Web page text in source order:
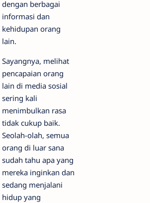
dengan berbagai
informasi dan
kehidupan orang
lain.
Sayangnya, melihat
pencapaian orang
lain di media sosial
sering kali
menimbulkan rasa
tidak cukup baik.
Seolah-olah, semua
orang di luar sana
sudah tahu apa yang
mereka inginkan dan
sedang menjalani
hidup yang